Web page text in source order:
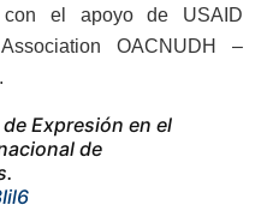
el apoyo de USAID
OACNUDH –
Expresión en el
de